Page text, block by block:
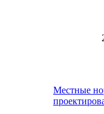
Местные